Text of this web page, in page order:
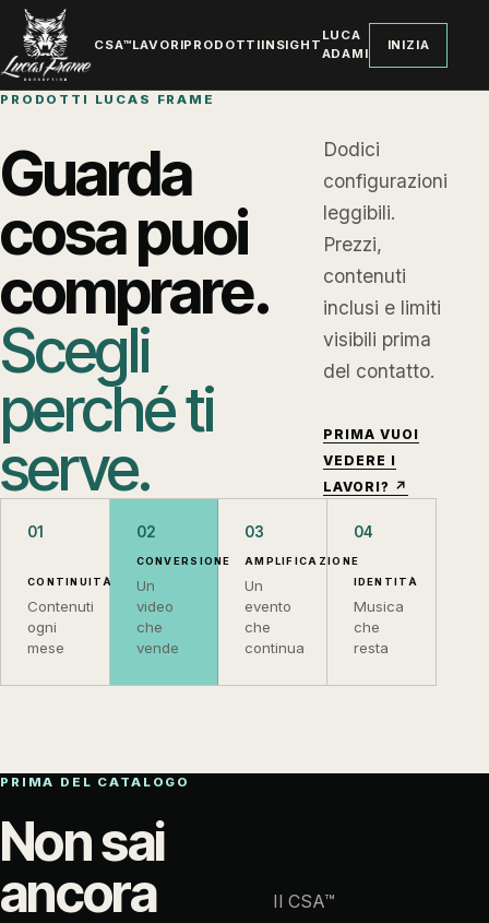
CSA™LAVORIPRODOTTIINSIGHT
LUCA
ADAMI
INIZIA
PRODOTTI LUCAS FRAME
Guarda
cosa puoi
comprare.
Scegli
perché ti
serve.
Dodici
configurazioni
leggibili.
Prezzi,
contenuti
inclusi e limiti
visibili prima
del contatto.
PRIMA VUOI
VEDERE I
LAVORI? ↗
01
CONTINUITÀ
Contenuti
ogni
mese
02
CONVERSIONE
Un
video
che
vende
03
AMPLIFICAZIONE
Un
evento
che
continua
04
IDENTITÀ
Musica
che
resta
PRIMA DEL CATALOGO
Non sai
ancora
Il CSA™